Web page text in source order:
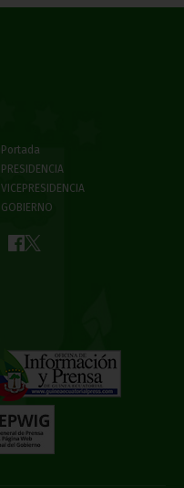
Portada
PRESIDENCIA
VICEPRESIDENCIA
GOBIERNO